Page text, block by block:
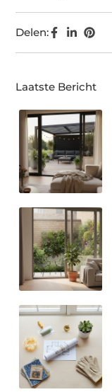
Delen:
Laatste Bericht